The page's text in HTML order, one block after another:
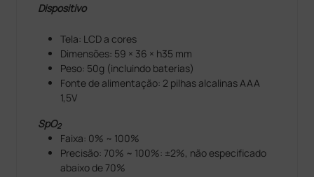
Dispositivo
Tela: LCD a cores
Dimensões: 59 × 36 × h35 mm
Peso: 50g (incluindo baterias)
Fonte de alimentação: 2 pilhas alcalinas AAA
1,5V
SpO2
Faixa: 0% ~ 100%
Precisão: 70% ~ 100%: ±2%, não especificado
abaixo de 70%